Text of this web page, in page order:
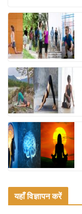
c
e
b
o
o
k
itt
er
यहाँ विज्ञापन करें